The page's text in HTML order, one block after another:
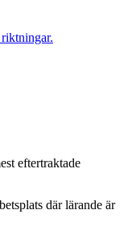
eftertraktade
där lärande är